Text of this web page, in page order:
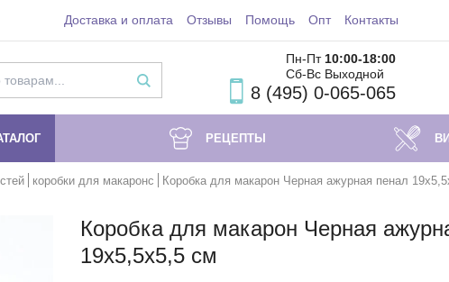
Доставка и оплата Отзывы Помощь Опт Контакты
Пн-Пт 10:00-18:00
Сб-Вс Выходной
8 (495) 0-065-065
РЕЦЕПТЫ
коробки для макаронс Коробка для макарон Черная ажурная пенал
Коробка для макарон Черная
19х5,5х5,5 см